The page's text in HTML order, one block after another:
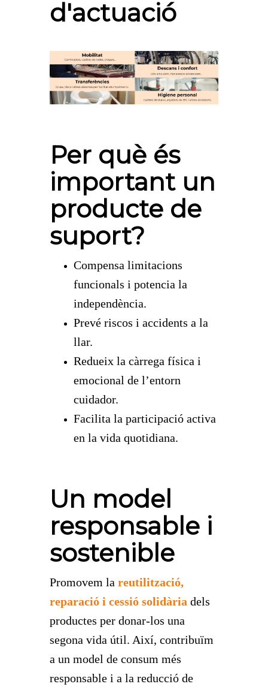
d'actuació
Per què és
important un
producte de
suport?
Compensa limitacions
funcionals i potencia la
independència.
Prevé riscos i accidents a la
llar.
Redueix la càrrega física i
emocional de l’entorn
cuidador.
Facilita la participació activa
en la vida quotidiana.
Un model
responsable i
sostenible
Promovem lareutilització,
reparació i cessió solidària dels
productes per donar-los una
segona vida útil. Així, contribuïm
a un model de consum més
responsable i a la reducció de